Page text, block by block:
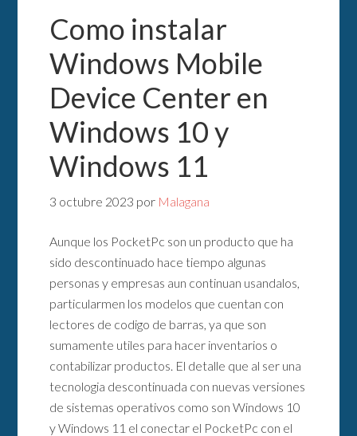
Como instalar
Windows Mobile
Device Center en
Windows 10 y
Windows 11
3 octubre 2023 por Malagana
Aunque los PocketPc son un producto que ha
sido descontinuado hace tiempo algunas
personas y empresas aun continuan usandalos,
particularmen los modelos que cuentan con
lectores de codigo de barras, ya que son
sumamente utiles para hacer inventarios o
contabilizar productos. El detalle que al ser una
tecnologia descontinuada con nuevas versiones
de sistemas operativos como son Windows 10
y Windows 11 el conectar el PocketPc con el